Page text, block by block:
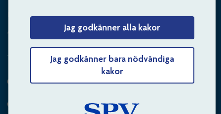
Jag godkänner alla kakor
Jag godkänner bara nödvändiga
kakor
Kontakta oss
Arbetsgivare – skicka mejl till oss
Hitta svaret på din fråga
Andra sätt att kontakta oss